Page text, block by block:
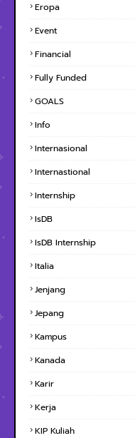
Eropa
Event
Financial
Fully Funded
GOALS
Info
Internasional
Internastional
Internship
IsDB
IsDB Internship
Italia
Jenjang
Jepang
Kampus
Kanada
Karir
Kerja
KIP Kuliah